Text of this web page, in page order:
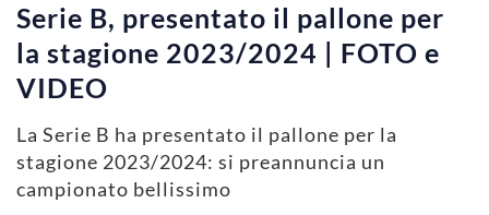
Serie B, presentato il pallone per
la stagione 2023/2024 | FOTO e
VIDEO
La Serie B ha presentato il pallone per la
stagione 2023/2024: si preannuncia un
campionato bellissimo